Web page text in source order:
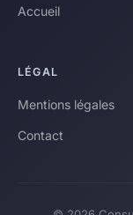
Accueil
LÉGAL
Mentions légales
Contact